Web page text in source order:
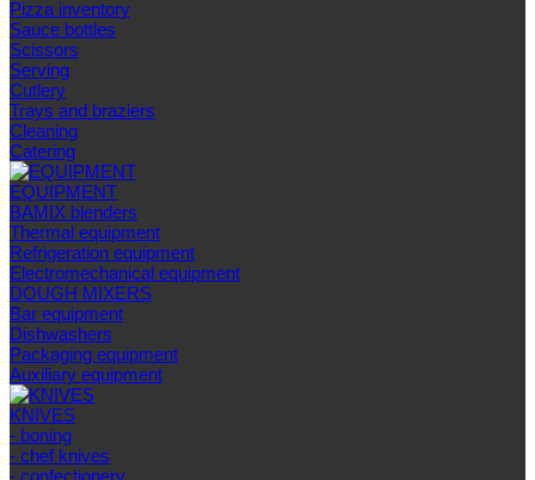
Pizza inventory
Sauce bottles
Scissors
Serving
Cutlery
Trays and braziers
Сleaning
Catering
EQUIPMENT
BAMIX blenders
Thermal equipment
Refrigeration equipment
Electromechanical equipment
DOUGH MIXERS
Bar equipment
Dishwashers
Packaging equipment
Auxiliary equipment
KNIVES
- boning
- chef knives
- confectionery